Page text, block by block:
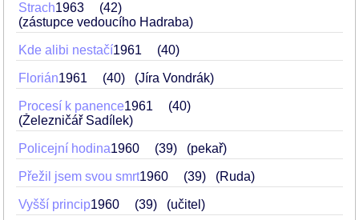
Strach1963
42
(zástupce vedoucího Hadraba)
Kde alibi nestačí1961 40
Florián1961 40 (Jíra Vondrák)
Procesí k panence1961
40
(Železničář Sadílek)
Policejní hodina1960 39 (pekař)
Přežil jsem svou smrt1960 39 (Ruda)
Vyšší princip1960 39 (učitel)